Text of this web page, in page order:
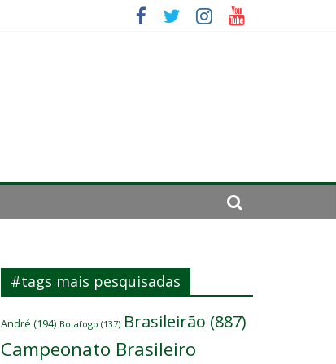
#tags mais pesquisadas
André (194) Botafogo (137) Brasileirão (887)
Campeonato Brasileiro